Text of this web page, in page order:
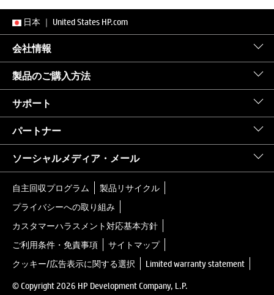
日本 ｜ United States HP.com
会社情報
製品のご購入方法
サポート
パートナー
ソーシャルメディア・メール
自主回収プログラム
製品リサイクル
プライバシーへの取り組み
カスタマーハラスメント対応基本方針
ご利用条件・免責事項
サイトマップ
クッキー/広告表示に関する選択
Limited warranty statement
© Copyright 2026 HP Development Company, L.P.